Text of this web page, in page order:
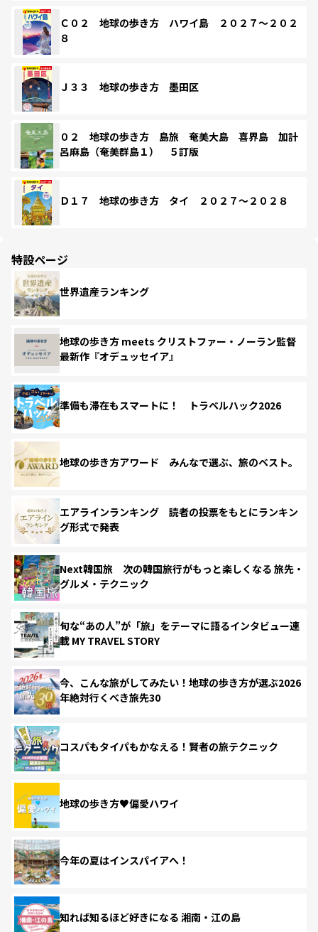
Ｃ０２ 地球の歩き方 ハワイ島 ２０２７～２０２
８
Ｊ３３ 地球の歩き方 墨田区
０２ 地球の歩き方 島旅 奄美大島 喜界島 加計
呂麻島（奄美群島１） ５訂版
Ｄ１７ 地球の歩き方 タイ ２０２７～２０２８
特設ページ
世界遺産ランキング
地球の歩き方 meets クリストファー・ノーラン監督
最新作『オデュッセイア』
準備も滞在もスマートに！ トラベルハック2026
地球の歩き方アワード みんなで選ぶ、旅のベスト。
エアラインランキング 読者の投票をもとにランキン
グ形式で発表
Next韓国旅 次の韓国旅行がもっと楽しくなる 旅先・
グルメ・テクニック
旬な“あの人”が「旅」をテーマに語るインタビュー連
載 MY TRAVEL STORY
今、こんな旅がしてみたい！地球の歩き方が選ぶ2026
年絶対行くべき旅先30
コスパもタイパもかなえる！賢者の旅テクニック
地球の歩き方♥偏愛ハワイ
今年の夏はインスパイアへ！
知れば知るほど好きになる 湘南・江の島